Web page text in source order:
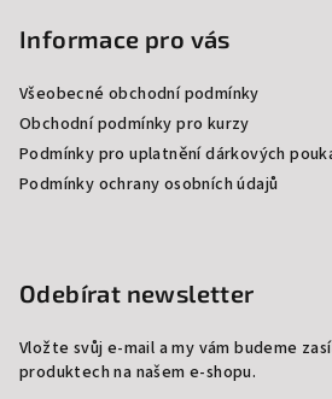
Informace pro vás
Všeobecné obchodní podmínky
Obchodní podmínky pro kurzy
Podmínky pro uplatnění dárkových
Podmínky ochrany osobních údajů
Odebírat newsletter
Vložte svůj e-mail a my vám budeme
produktech na našem e-shopu.